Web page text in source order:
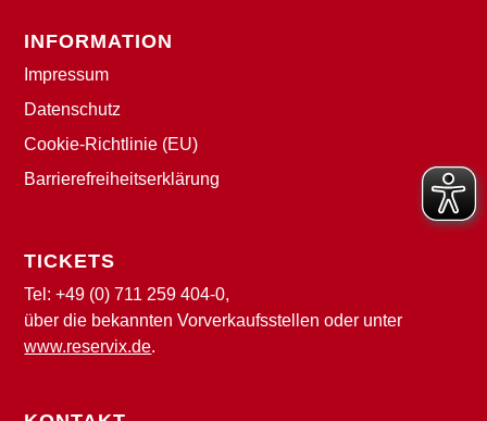
INFORMATION
Impressum
Datenschutz
Cookie-Richtlinie (EU)
Barrierefreiheitserklärung
TICKETS
Tel:+49 (0) 711 259 404-0,
über die bekannten Vorverkaufsstellen oder unter
www.reservix.de.